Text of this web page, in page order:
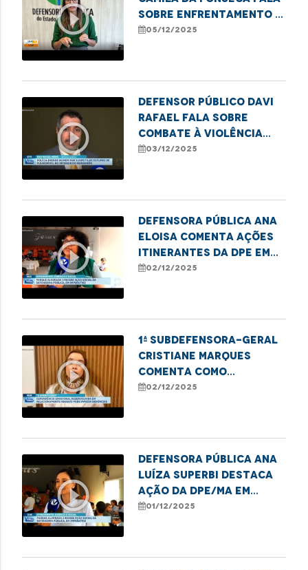
play_circle_outline
sobre enfrentamento à
pornografia infantil
05/12/2025
play_circle_outline
Defensor Público Davi
Rafael fala sobre
combate à violência
contra crianças e
03/12/2025
play_circle_outline
Defensora pública Ana
Eloisa comenta ações
itinerantes da DPE em
Imperatriz
02/12/2025
play_circle_outline
1ª subdefensora-geral
Cristiane Marques
comenta como
dependência emocional
02/12/2025
play_circle_outline
Defensora Pública Ana
Luíza Superbi destaca
ação da DPE/MA em
Imperatriz em defesa
01/12/2025